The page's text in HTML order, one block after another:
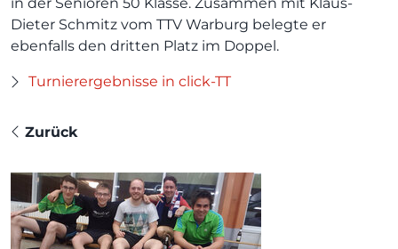
Dieter Schmitz vom TTV Warburg belegte er
ebenfalls den dritten Platz im Doppel.
Turnierergebnisse in click-TT
Zurück